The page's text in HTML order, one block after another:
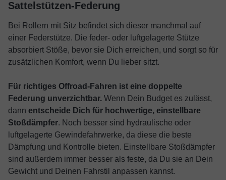
Sattelstützen-Federung
Bei Rollern mit Sitz befindet sich dieser manchmal auf
einer Federstütze. Die feder- oder luftgelagerte Stütze
absorbiert Stöße, bevor sie Dich erreichen, und sorgt so für
zusätzlichen Komfort, wenn Du lieber sitzt.
Für richtiges Offroad-Fahren ist eine doppelte
Federung unverzichtbar. Wenn Dein Budget es zulässt,
dann entscheide Dich für hochwertige, einstellbare
Stoßdämpfer. Noch besser sind hydraulische oder
luftgelagerte Gewindefahrwerke, da diese die beste
Dämpfung und Kontrolle bieten. Einstellbare Stoßdämpfer
sind außerdem immer besser als feste, da Du sie an Dein
Gewicht und Deinen Fahrstil anpassen kannst.